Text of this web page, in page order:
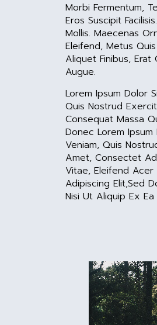
Morbi Fermentum,
Eros Suscipit
Mollis. Maecenas
Eleifend, Metus
Aliquet Finibus,
Augue.
Lorem Ipsum Dolor
Quis Nostrud
Consequat Massa
Donec Lorem
Veniam, Quis
Amet, Consectet
Vitae, Eleifend Acer
Adipiscing Elit,sed
Nisi Ut Aliquip Ex